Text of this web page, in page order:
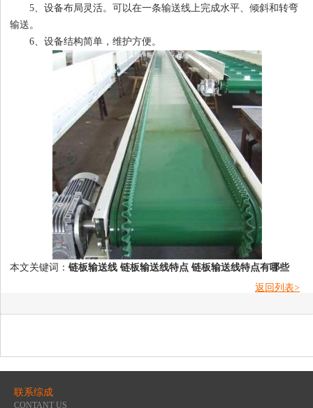
5、设备布局灵活。可以在一条输送线上完成水平、倾斜和转弯
输送。
6、设备结构简单，维护方便。
本文关键词：链板输送线 链板输送线特点 链板输送线特点有哪些
返回列表>
联系综成
CONTANT US